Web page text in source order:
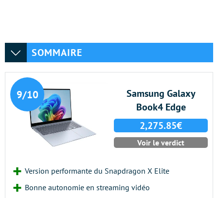
SOMMAIRE
9/10
Samsung Galaxy
Book4 Edge
2,275.85€
Voir le verdict
Version performante du Snapdragon X Elite
Bonne autonomie en streaming vidéo